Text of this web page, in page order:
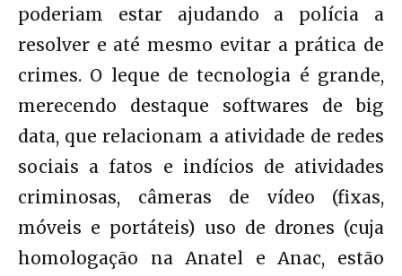
poderiam estar ajudando a polícia a
resolver e até mesmo evitar a prática de
crimes. O leque de tecnologia é grande,
merecendo destaque softwares de big
data, que relacionam a atividade de redes
sociais a fatos e indícios de atividades
criminosas, câmeras de vídeo (fixas,
móveis e portáteis) uso de drones (cuja
homologação na Anatel e Anac, estão